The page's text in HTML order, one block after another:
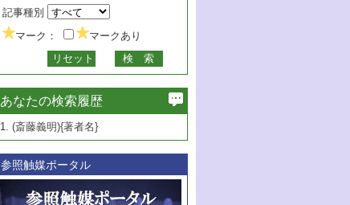
記事種別
マーク：
マークあり
あなたの検索履歴
1. (斎藤義明){著者名}
参照触媒ポータル